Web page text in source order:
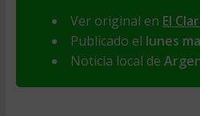
Ver original en El
Publicado el lunes
Noticia local de